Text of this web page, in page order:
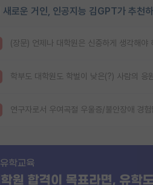
새로운 거인, 인공지능 김GPT가 추천
(장문) 언제나 대학원은 신중하게 생각해야
학부도 대학원도 학벌이 낮은(?) 사람의 응
연구자로서 우여곡절 우울증/불안장애 경험